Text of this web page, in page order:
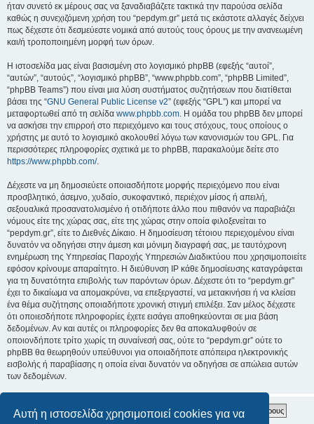
Αυτή η ιστοσελίδα χρησιμοποιεί cookies για να
ήταν συνετό εκ μέρους σας να ξαναδιαβάζετε τακτικά την παρούσα σελίδα
καθώς η συνεχιζόμενη χρήση του “pepdym.gr” μετά τις εκάστοτε αλλαγές δείχνει
πως δέχεστε ότι δεσμεύεστε νομικά από αυτούς τους όρους με την ανανεωμένη
και/ή τροποποιημένη μορφή των όρων.
Η ιστοσελίδα μας είναι βασισμένη στο λογισμικό phpBB (εφεξής “αυτοί”,
“αυτών”, “αυτούς”, “λογισμικό phpBB”, “www.phpbb.com”, “phpBB Limited”,
“phpBB Teams”) που είναι μια λύση συστήματος συζητήσεων που διατίθεται
βάσει της “GNU General Public License v2” (εφεξής “GPL”) και μπορεί να
μεταφορτωθεί από τη σελίδα www.phpbb.com. Η ομάδα του phpBB δεν μπορεί
να ασκήσει την επιρροή στο περιεχόμενο και τους στόχους, τους οποίους ο
χρήστης με αυτό το λογισμικό ακολουθεί λόγω των κανονισμών του GPL. Για
περισσότερες πληροφορίες σχετικά με το phpBB, παρακαλούμε δείτε στο
https://www.phpbb.com/.
Δέχεστε να μη δημοσιεύετε οποιασδήποτε μορφής περιεχόμενο που είναι
προσβλητικό, άσεμνο, χυδαίο, συκοφαντικό, περιέχον μίσος ή απειλή,
σεξουαλικά προσανατολισμένο ή οτιδήποτε άλλο που πιθανόν να παραβιάζει
νόμους είτε της χώρας σας, είτε της χώρας στην οποία φιλοξενείται το
“pepdym.gr”, είτε το Διεθνές Δίκαιο. Η δημοσίευση τέτοιου περιεχομένου είναι
δυνατόν να οδηγήσει στην άμεση και μόνιμη διαγραφή σας, με ταυτόχρονη
ενημέρωση της Υπηρεσίας Παροχής Υπηρεσιών Διαδικτύου που χρησιμοποιείτε
εφόσον κρίνουμε απαραίτητο. Η διεύθυνση IP κάθε δημοσίευσης καταγράφεται
για τη δυνατότητα επιβολής των παρόντων όρων. Δέχεστε ότι το “pepdym.gr”
έχει το δικαίωμα να απομακρύνει, να επεξεργαστεί, να μετακινήσει ή να κλείσει
ένα θέμα συζήτησης οποιαδήποτε χρονική στιγμή επιλέξει. Σαν μέλος δέχεστε
ότι οποιεσδήποτε πληροφορίες έχετε εισάγει αποθηκεύονται σε μια βάση
δεδομένων. Αν και αυτές οι πληροφορίες δεν θα αποκαλυφθούν σε
οποιονδήποτε τρίτο χωρίς τη συναίνεσή σας, ούτε το “pepdym.gr” ούτε το
phpBB θα θεωρηθούν υπεύθυνοι για οποιαδήποτε απόπειρα ηλεκτρονικής
εισβολής ή παραβίασης η οποία είναι δυνατόν να οδηγήσει σε απώλεια αυτών
των δεδομένων.